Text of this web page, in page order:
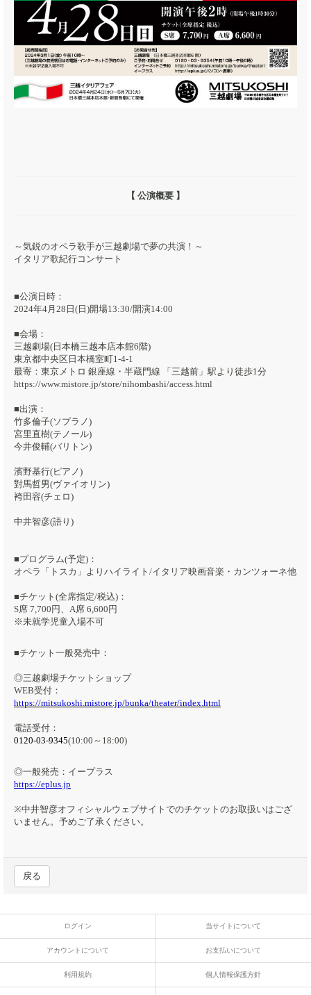
【 公演概要 】
～気鋭のオペラ歌手が三越劇場で夢の共演！～
イタリア歌紀行コンサート
■公演日時：
2024年4月28日(日)開場13:30/開演14:00
■会場：
三越劇場(日本橋三越本店本館6階)
東京都中央区日本橋室町1-4-1
最寄：東京メトロ 銀座線・半蔵門線 「三越前」駅より徒歩1分
https://www.mistore.jp/store/nihombashi/access.html
■出演：
竹多倫子(ソプラノ)
宮里直樹(テノール)
今井俊輔(バリトン)
濱野基行(ピアノ)
對馬哲男(ヴァイオリン)
袴田容(チェロ)
中井智彦(語り)
■プログラム(予定)：
オペラ「トスカ」よりハイライト/イタリア映画音楽・カンツォーネ他
■チケット(全席指定/税込)：
S席 7,700円、A席 6,600円
※未就学児童入場不可
■チケット一般発売中：
◎三越劇場チケットショップ
WEB受付：
https://mitsukoshi.mistore.jp/bunka/theater/index.html
電話受付：
0120-03-9345(10:00～18:00)
◎一般発売：イープラス
https://eplus.jp
※中井智彦オフィシャルウェブサイトでのチケットのお取扱いはござ
いません。予めご了承ください。
戻る
ログイン 当サイトについて
アカウントについて お支払いについて
利用規約 個人情報保護方針